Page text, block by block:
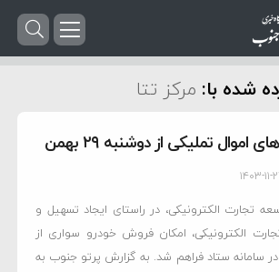
شده با: مرکز تتا
اموال تملیکی از دوشنبه ۲۹ بهمن
۱۱-۲۷
تجارت الکترونیکی، در راستای ایجاد تسهیل و
الکترونیکی، امکان فروش خودرو سواری از
در سامانه ستاد فراهم شد. به گزارش پرتو جنوب به